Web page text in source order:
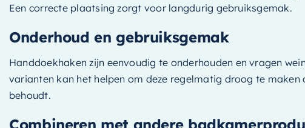
Een correcte plaatsing zorgt voor langdurig gebruiksgemak.
Onderhoud en gebruiksgemak
Handdoekhaken zijn eenvoudig te onderhouden en vragen
varianten kan het helpen om deze regelmatig droog te
behoudt.
Combineren met andere